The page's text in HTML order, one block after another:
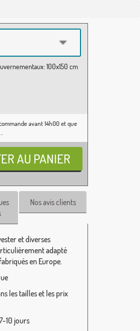
100x150 cm
avant 14h00 et que
Nos avis clients
et diverses
adapté
en Europe.
les tailles et les prix
10 jours